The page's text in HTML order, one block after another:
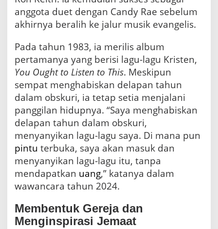
anggota duet dengan Candy Rae sebelum
akhirnya beralih ke jalur musik evangelis.
Pada tahun 1983, ia merilis album
You Ought to Listen to This. Meskipun
sempat menghabiskan delapan tahun
dalam obskuri, ia tetap setia menjalani
panggilan hidupnya. “Saya menghabiskan
delapan tahun dalam obskuri,
pintu terbuka, saya akan masuk dan
menyanyikan lagu-lagu itu, tanpa
mendapatkan uang,” katanya dalam
wawancara tahun 2024.
Membentuk Gereja dan
Menginspirasi Jemaat